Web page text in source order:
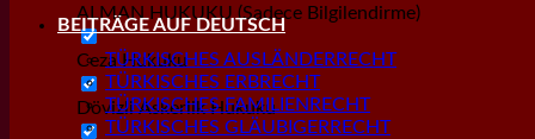
ALMAN HUKUKU (Sadece Bilgilendirme)
Ceza Hukuku
Dövizli Askerlik Hukuku
BEITRÄGE AUF DEUTSCH
TÜRKISCHES AUSLÄNDERRECHT
TÜRKISCHES ERBRECHT
TÜRKISCHES FAMILIENRECHT
TÜRKISCHES GLÄUBIGERRECHT